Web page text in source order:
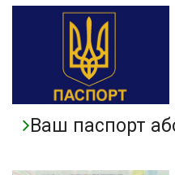
Ваш паспорт